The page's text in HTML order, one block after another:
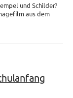
und Schilder?
aus dem